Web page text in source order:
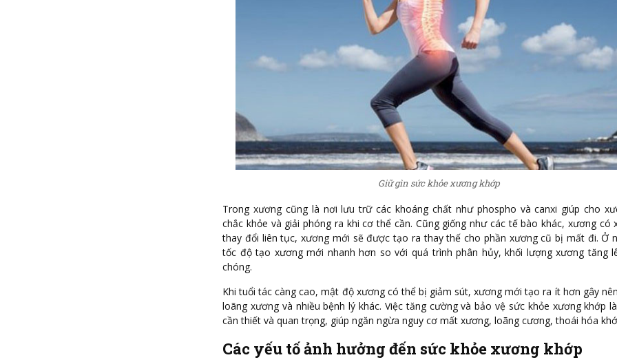
Giữ gìn sức khỏe xương khớp
Trong xương cũng là nơi lưu trữ các khoáng chất như phospho và canxi giúp cho
chắc khỏe và giải phóng ra khi cơ thể cần. Cũng giống như các tế bào khác, xương có
thay đổi liên tục, xương mới sẽ được tạo ra thay thế cho phần xương cũ bị mất đi. Ở
tốc độ tạo xương mới nhanh hơn so với quá trình phân hủy, khối lượng xương tăng
chóng.
Khi tuổi tác càng cao, mật độ xương có thể bị giảm sút, xương mới tạo ra ít hơn gây
loãng xương và nhiều bệnh lý khác. Việc tăng cường và bảo vệ sức khỏe xương khớp
cần thiết và quan trọng, giúp ngăn ngừa nguy cơ mất xương, loãng cương, thoái hóa
Các yếu tố ảnh hưởng đến sức khỏe xương khớp